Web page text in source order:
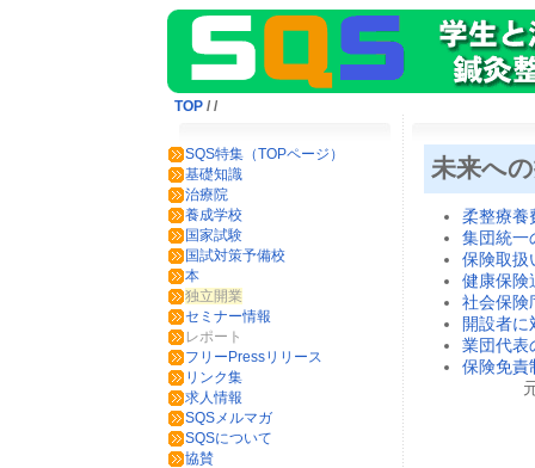
TOP / /
SQS特集（TOPページ）
基礎知識
治療院
養成学校
国家試験
国試対策予備校
本
独立開業
セミナー情報
レポート
フリーPressリリース
リンク集
求人情報
SQSメルマガ
SQSについて
協賛
未来へ
柔整療養
集団統一
保険取扱
健康保険
社会保険
開設者
業団代表
保険免責